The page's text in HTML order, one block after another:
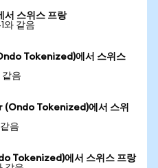
스위스 프랑
와 같음
Tokenized)에서 스위스
음
Tokenized)에서 스위
음
Tokenized)에서 스위스 프랑